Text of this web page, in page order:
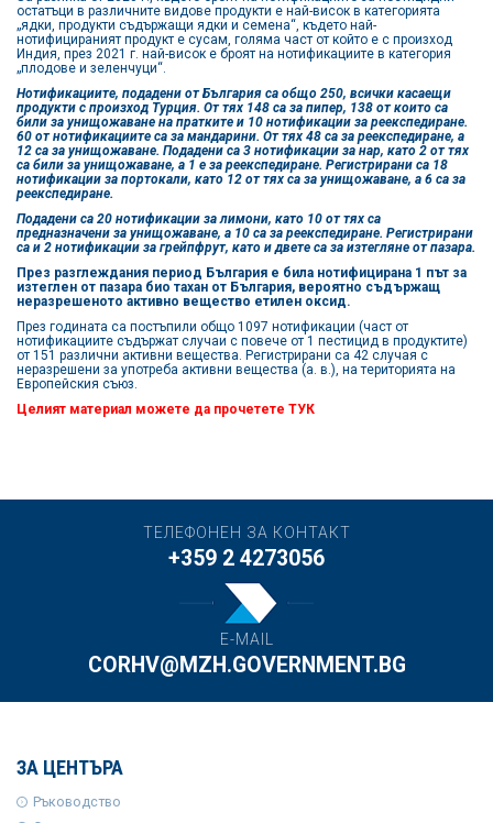
остатъци в различните видове продукти е най-висок в категорията
„ядки, продукти съдържащи ядки и семена“, където най-
нотифицираният продукт е сусам, голяма част от който е с произход
Индия, през 2021 г. най-висок е броят на нотификациите в категория
„плодове и зеленчуци“.
Нотификациите, подадени от България са общо 250, всички касаещи
продукти с произход Турция. От тях 148 са за пипер, 138 от които са
били за унищожаване на пратките и 10 нотификации за реекспедиране.
60 от нотификациите са за мандарини. От тях 48 са за реекспедиране, а
12 са за унищожаване. Подадени са 3 нотификации за нар, като 2 от тях
са били за унищожаване, а 1 е за реекспедиране. Регистрирани са 18
нотификации за портокали, като 12 от тях са за унищожаване, а 6 са за
реекспедиране.
Подадени са 20 нотификации за лимони, като 10 от тях са
предназначени за унищожаване, а 10 са за реекспедиране. Регистрирани
са и 2 нотификации за грейпфрут, като и двете са за изтегляне от пазара.
През разглеждания период България е била нотифицирана 1 път за
изтеглен от пазара био тахан от България, вероятно съдържащ
неразрешеното активно вещество етилен оксид.
През годината са постъпили общо 1097 нотификации (част от
нотификациите съдържат случаи с повече от 1 пестицид в продуктите)
от 151 различни активни вещества. Регистрирани са 42 случая с
неразрешени за употреба активни вещества (а. в.), на територията на
Европейския съюз.
Целият материал можете да прочетете ТУК
ТЕЛЕФОНЕН ЗА КОНТАКТ
+359 2 4273056
E-MAIL
CORHV@MZH.GOVERNMENT.BG
ЗА ЦЕНТЪРА
Ръководство